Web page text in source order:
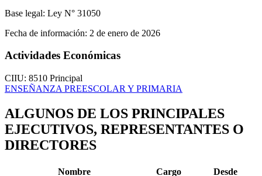
Base legal: Ley N° 31050
Fecha de información: 2 de enero de 2026
Actividades Económicas
CIIU: 8510 Principal
ENSEÑANZA PREESCOLAR Y PRIMARIA
ALGUNOS DE LOS PRINCIPALES
EJECUTIVOS, REPRESENTANTES O
DIRECTORES
Nombre Cargo Desde